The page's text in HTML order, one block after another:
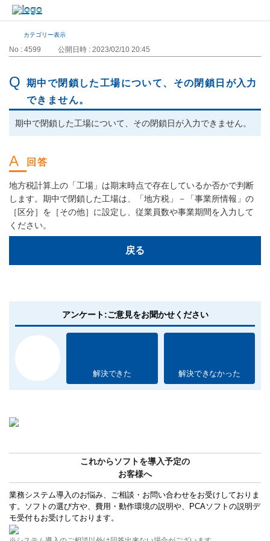
カテゴリー表示
No : 4599 公開日時 : 2023/02/10 20:45
期中で閉鎖した工場について、その閉鎖日が入力
できません。
期中で閉鎖した工場について、その閉鎖日が入力できません。
地方税計算上の「工場」は期末時点で存在しているか否かで判断
します。期中で閉鎖した工場は、「地方税」－「事業所情報」の
［区分］を［その他］に設定し、従業員数や事業期間を入力して
ください。
戻る
アンケート:ご意見をお聞かせください
解決できた 解決できなかった
これからソフトを導入予定の
お客様へ
業務システム導入のお悩み、ご相談・お問い合わせをお受けしておりま
す。ソフトの選び方や、費用・動作環境の説明や、PCAソフトの説明デ
モ受付もお受けしております。